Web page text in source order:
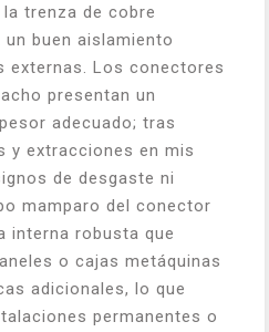
trenza de cobre
buen aislamiento
externas. Los conectores
presentan un
adecuado; tras
y extracciones en mis
de desgaste ni
mamparo del conector
interna robusta que
o cajas metáquinas
adicionales, lo que
permanentes o